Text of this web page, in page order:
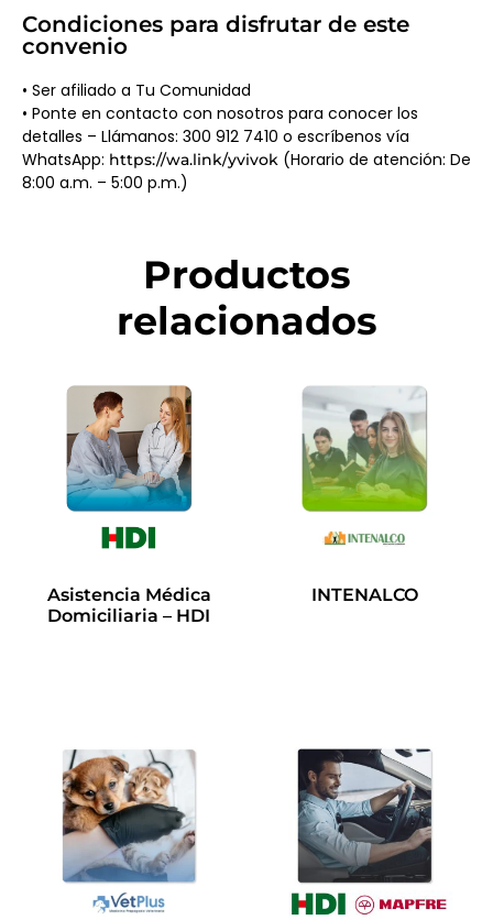
Condiciones para disfrutar de este
convenio
• Ser afiliado a Tu Comunidad
• Ponte en contacto con nosotros para conocer los
detalles – Llámanos: 300 912 7410 o escríbenos vía
WhatsApp: https://wa.link/yvivok (Horario de atención: De
8:00 a.m. – 5:00 p.m.)
Productos
relacionados
Asistencia Médica
Domiciliaria – HDI
INTENALCO